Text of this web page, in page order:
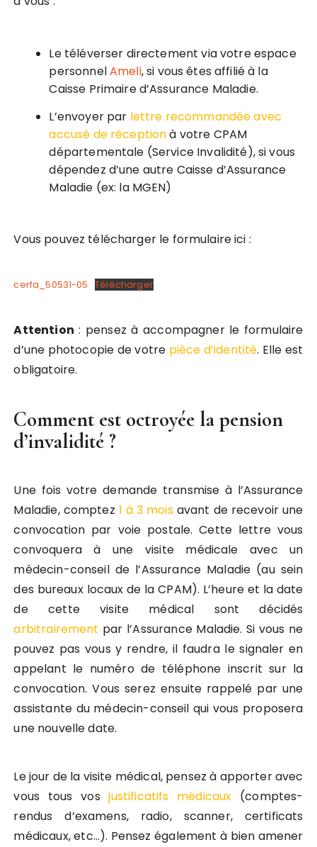
Le téléverser directement via votre espace
personnelAmeli, si vous êtes affilié à la
Caisse Primaire d’Assurance Maladie.
L’envoyer par lettre recommandée avec
accusé de réceptionà votre CPAM
départementale (Service Invalidité), si vous
dépendez d’une autre Caisse d’Assurance
Maladie (ex: la MGEN)
Vous pouvez télécharger le formulaire ici :
cerfa_50531-05 Télécharger
Attention : pensez à accompagner le formulaire
d’une photocopie de votre pièce d’identité. Elle est
obligatoire.
Comment est octroyée la pension
d’invalidité ?
Une fois votre demande transmise à l’Assurance
Maladie, comptez 1 à 3 moisavant de recevoir une
convocation par voie postale. Cette lettre vous
convoquera à une visite médicale avec un
médecin-conseil de l’Assurance Maladie (au sein
des bureaux locaux de la CPAM). L’heure et la date
de cette visite médical sont décidés
arbitrairement par l’Assurance Maladie. Si vous ne
pouvez pas vous y rendre, il faudra le signaler en
appelant le numéro de téléphone inscrit sur la
convocation. Vous serez ensuite rappelé par une
assistante du médecin-conseil qui vous proposera
une nouvelle date.
Le jour de la visite médical, pensez à apporter avec
vous tous vosjustificatifs médicaux (comptes-
rendus d’examens, radio, scanner, certificats
médicaux, etc…). Pensez également à bien amener